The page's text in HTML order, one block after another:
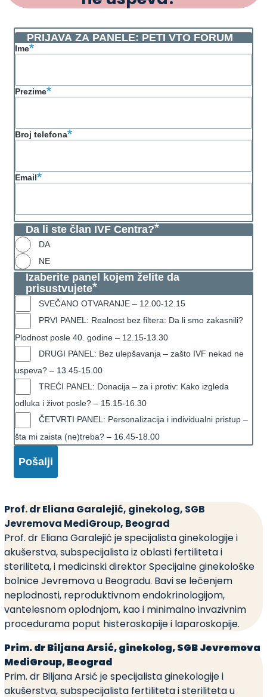
Prof. dr Eliana Garalejić, ginekolog, SGB
Jevremova MediGroup, Beograd
Prof. dr Eliana Garalejić je specijalista ginekologije i
akušerstva, subspecijalista iz oblasti fertiliteta i
steriliteta, i medicinski direktor Specijalne ginekološke
bolnice Jevremova u Beogradu. Bavi se lečenjem
neplodnosti, reproduktivnom endokrinologijom,
vantelesnom oplodnjom, kao i minimalno invazivnim
procedurama poput histeroskopije i laparoskopije.
Prim. dr Biljana Arsić, ginekolog, SGB Jevremova
MediGroup, Beograd
Prim. dr Biljana Arsić je specijalista ginekologije i
akušerstva, subspecijalista fertiliteta i steriliteta u